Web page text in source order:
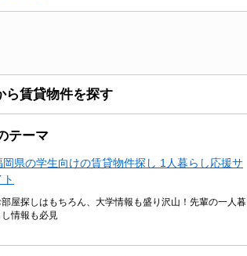
ら賃貸物件を探す
テーマ
岡県の学生向けの賃貸物件探し 1人暮らし応援サ
ト
部屋探しはもちろん、大学情報も盛り沢山！先輩の一人暮
し情報も必見